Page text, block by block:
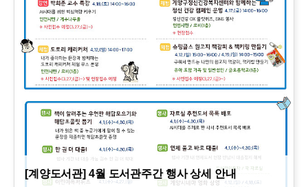
[계양도서관] 4월 도서관주간 행사 상세 안내